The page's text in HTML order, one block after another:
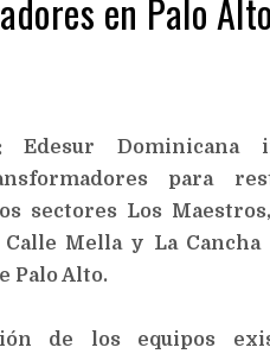
en Palo
Edesur Dominicana
para
sectores Los
Mella y La
Palo Alto.
de los equipos